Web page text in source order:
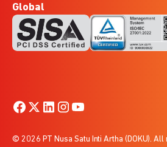
Global
© 2026 PT Nusa Satu Inti Artha (DOKU). All